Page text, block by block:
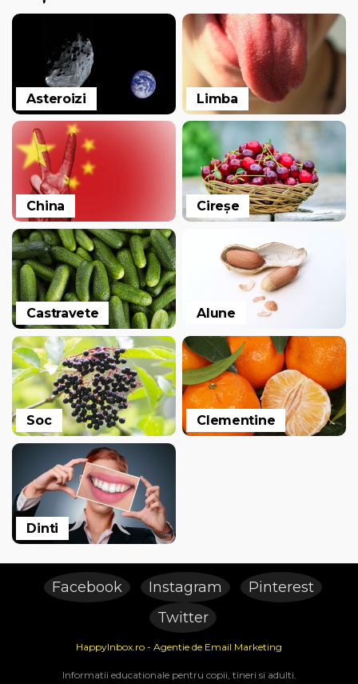
Asteroizi Limba
China Cireșe
Castravete Alune
Soc Clementine
Dinti
Facebook Instagram
Pinterest
Twitter
HappyInbox.ro - Agentie de Email Marketing
Informatii educationale pentru copii, tineri si adulti.